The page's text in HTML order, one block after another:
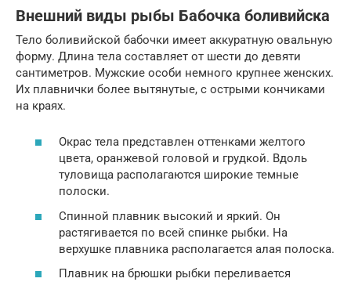
Внешний виды рыбы Бабочка боливийска
Тело боливийской бабочки имеет аккуратную овальную
форму. Длина тела составляет от шести до девяти
сантиметров. Мужские особи немного крупнее женских.
Их плавнички более вытянутые, с острыми кончиками
на краях.
Окрас тела представлен оттенками желтого
цвета, оранжевой головой и грудкой. Вдоль
туловища располагаются широкие темные
полоски.
Спинной плавник высокий и яркий. Он
растягивается по всей спинке рыбки. На
верхушке плавника располагается алая полоска.
Плавник на брюшки рыбки переливается